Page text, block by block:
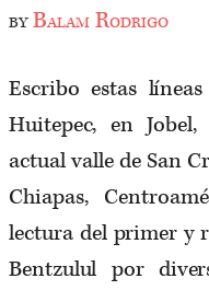
byBalam Rodrigo
Escribo estas
Huitepec, en
actual valle de San
Chiapas,
lectura del primer y
Bentzulul por